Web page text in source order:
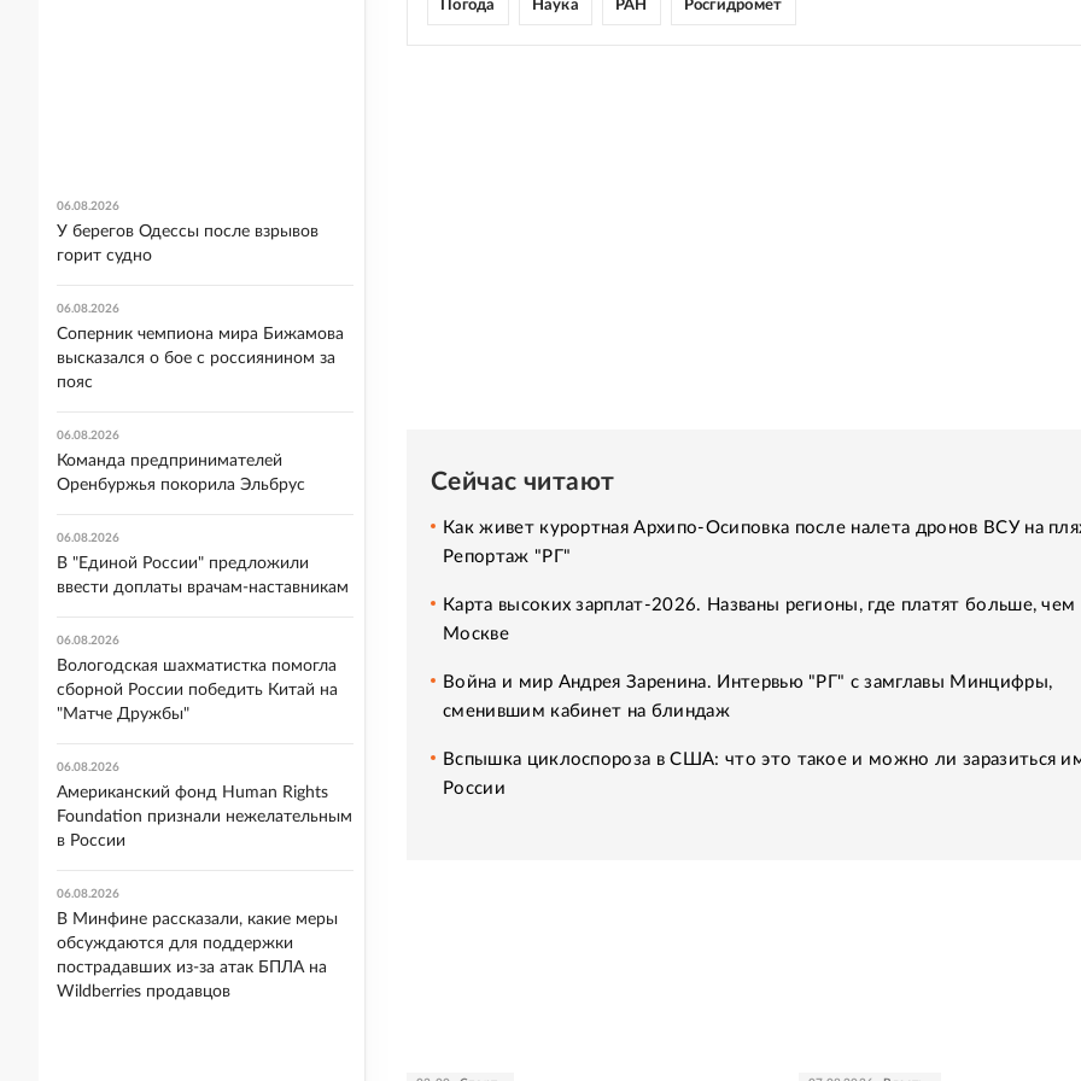
Погода Наука РАН Росгидромет
Сейчас читают
Как живет курортная Архипо-Осиповка после налета дронов ВСУ на
Репортаж "РГ"
Карта высоких зарплат-2026. Названы регионы, где платят больше, чем
Москве
Война и мир Андрея Заренина. Интервью "РГ" с замглавы Минцифры,
сменившим кабинет на блиндаж
Вспышка циклоспороза в США: что это такое и можно ли заразиться
России
06.08.2026
У берегов Одессы после взрывов
горит судно
06.08.2026
Соперник чемпиона мира Бижамова
высказался о бое с россиянином за
пояс
06.08.2026
Команда предпринимателей
Оренбуржья покорила Эльбрус
06.08.2026
В "Единой России" предложили
ввести доплаты врачам-наставникам
06.08.2026
Вологодская шахматистка помогла
сборной России победить Китай на
"Матче Дружбы"
06.08.2026
Американский фонд Human Rights
Foundation признали нежелательным
в России
06.08.2026
В Минфине рассказали, какие меры
обсуждаются для поддержки
пострадавших из-за атак БПЛА на
Wildberries продавцов